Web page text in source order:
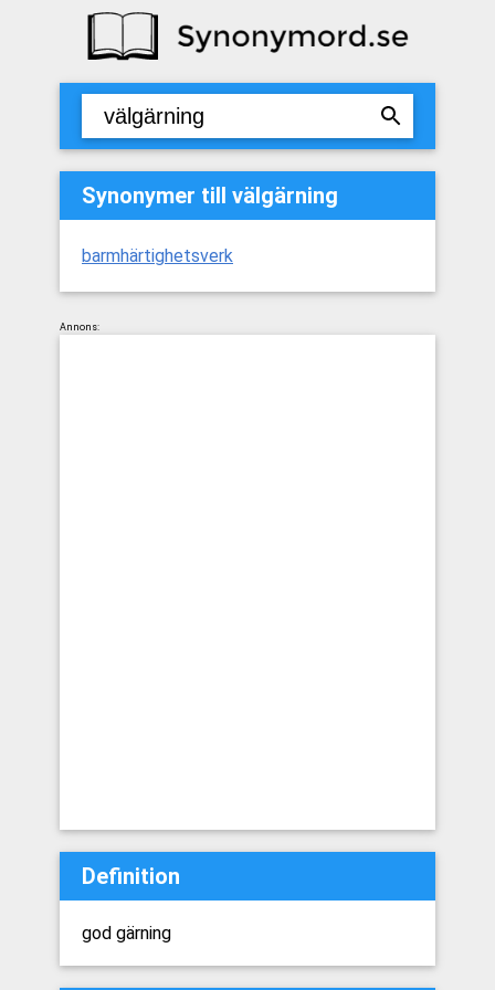
Synonymer till välgärning
barmhärtighetsverk
Annons:
Definition
god gärning